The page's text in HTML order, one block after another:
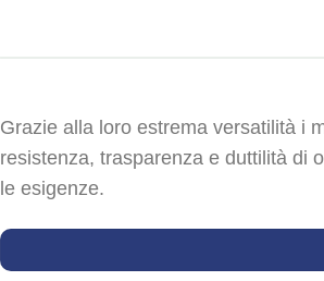
Grazie alla loro estrema versatilità i
resistenza, trasparenza e duttilità di
le esigenze.